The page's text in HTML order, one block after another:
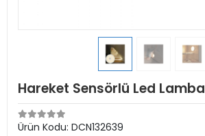
Hareket Sensörlü Led Lamba
Ürün Kodu: DCN132639